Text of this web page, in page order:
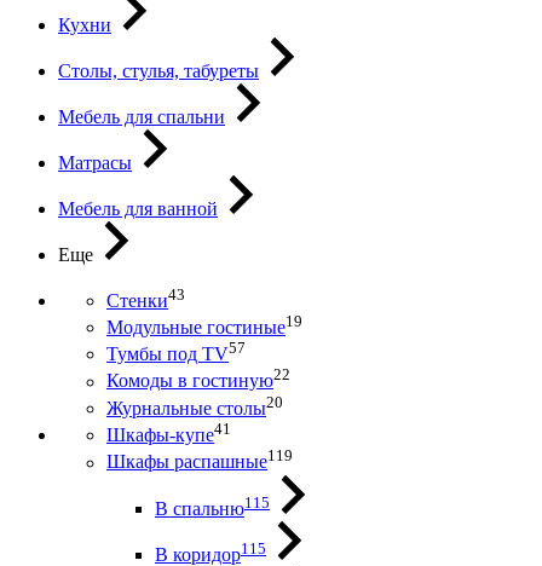
Кухни
Столы, стулья, табуреты
Мебель для спальни
Матрасы
Мебель для ванной
Еще
Стенки43
Модульные гостиные19
Тумбы под ТV57
Комоды в гостиную22
Журнальные столы20
Шкафы-купе41
Шкафы распашные119
В спальню115
В коридор115